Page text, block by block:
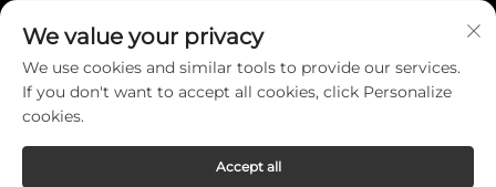
Enlaces rápidos
Contáctenos
We value your privacy
We use cookies and similar tools to provide our services.
If you don't want to accept all cookies, click Personalize
cookies.
Accept all